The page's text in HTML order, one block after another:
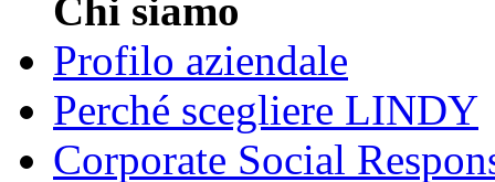
Chi siamo
Profilo aziendale
Perché scegliere LINDY
Corporate Social